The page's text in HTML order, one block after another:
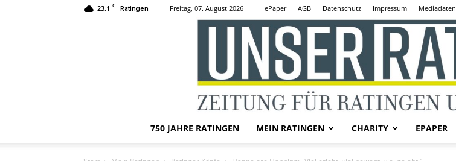
23.1 C Ratingen Freitag, 07. August 2026 ePaper AGB Datenschutz Impressum Mediadaten
750 JAHRE RATINGEN MEIN RATINGEN CHARITY EPAPER